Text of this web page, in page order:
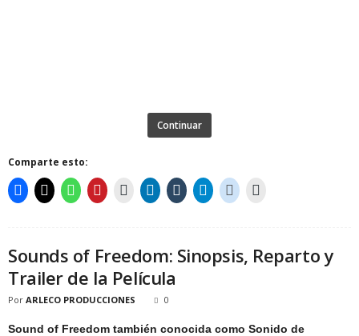
Continuar
Comparte esto:
Sounds of Freedom: Sinopsis, Reparto y
Trailer de la Película
Por ARLECO PRODUCCIONES 0
Sound of Freedom también conocida como Sonido de